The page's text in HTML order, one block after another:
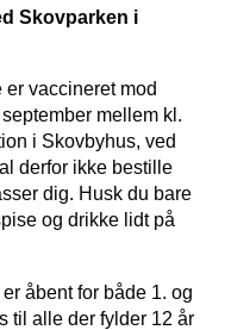
Skovparken i
vaccineret mod
mellem kl.
i Skovbyhus, ved
derfor ikke bestille
dig. Husk du bare
og drikke lidt på
åbent for både 1. og
til alle der fylder 12 år